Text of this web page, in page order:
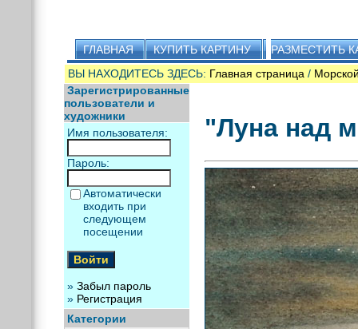
ГЛАВНАЯ КУПИТЬ КАРТИНУ
РАЗМЕСТИТЬ
ВЫ НАХОДИТЕСЬ ЗДЕСЬ: Главная страница /
Зарегистрированные
пользователи и
художники
Имя пользователя:
Пароль:
Автоматически
входить при
следующем
посещении
» Забыл пароль
» Регистрация
Категории
"Луна над